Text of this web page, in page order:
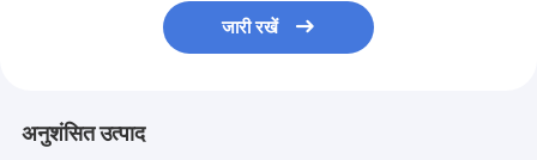
जारी रखें
अनुशंसित उत्पाद